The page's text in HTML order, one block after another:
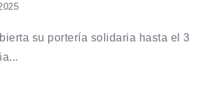
su portería solidaria hasta el 3